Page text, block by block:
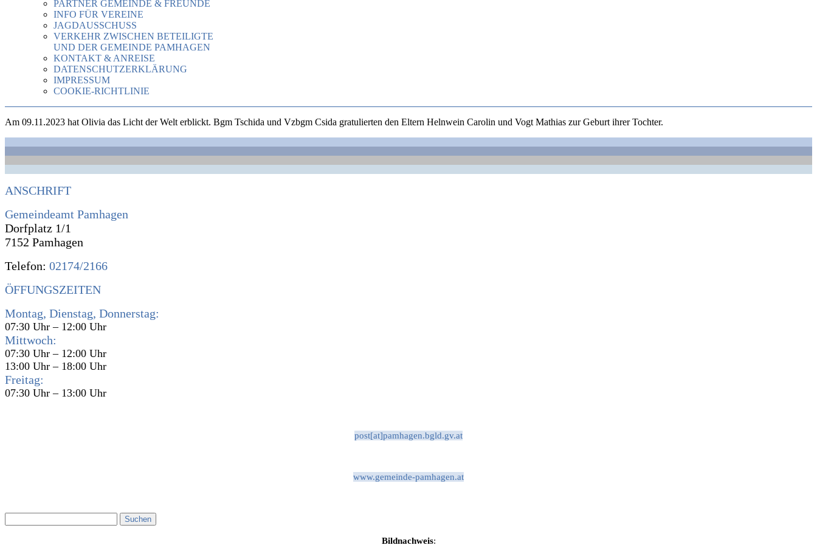
PARTNER GEMEINDE & FREUNDE
INFO FÜR VEREINE
JAGDAUSSCHUSS
VERKEHR ZWISCHEN BETEILIGTE
UND DER GEMEINDE PAMHAGEN
KONTAKT & ANREISE
DATENSCHUTZERKLÄRUNG
IMPRESSUM
COOKIE-RICHTLINIE
Am 09.11.2023 hat Olivia das Licht der Welt erblickt. Bgm Tschida und Vzbgm Csida gratulierten den Eltern Helnwein Carolin und Vogt Mathias zur Geburt ihrer Tochter.
ANSCHRIFT
Gemeindeamt Pamhagen
Dorfplatz 1/1
7152 Pamhagen
Telefon: 02174/2166
ÖFFUNGSZEITEN
Montag, Dienstag, Donnerstag:
07:30 Uhr – 12:00 Uhr
Mittwoch:
07:30 Uhr – 12:00 Uhr
13:00 Uhr – 18:00 Uhr
Freitag:
07:30 Uhr – 13:00 Uhr
post[at]pamhagen.bgld.gv.at
www.gemeinde-pamhagen.at
Bildnachweis: